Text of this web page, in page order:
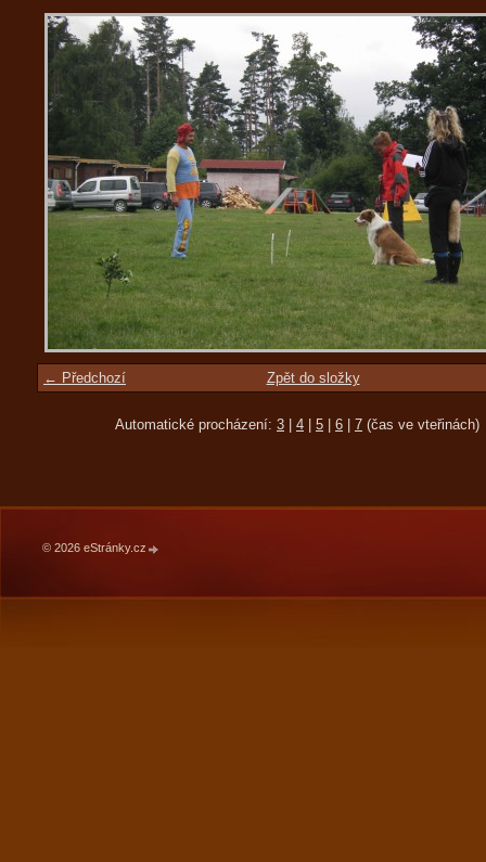
← Předchozí Zpět do složky
Automatické procházení: 3 4 5 6 7 (čas ve vteřinách)
© 2026 eStránky.cz